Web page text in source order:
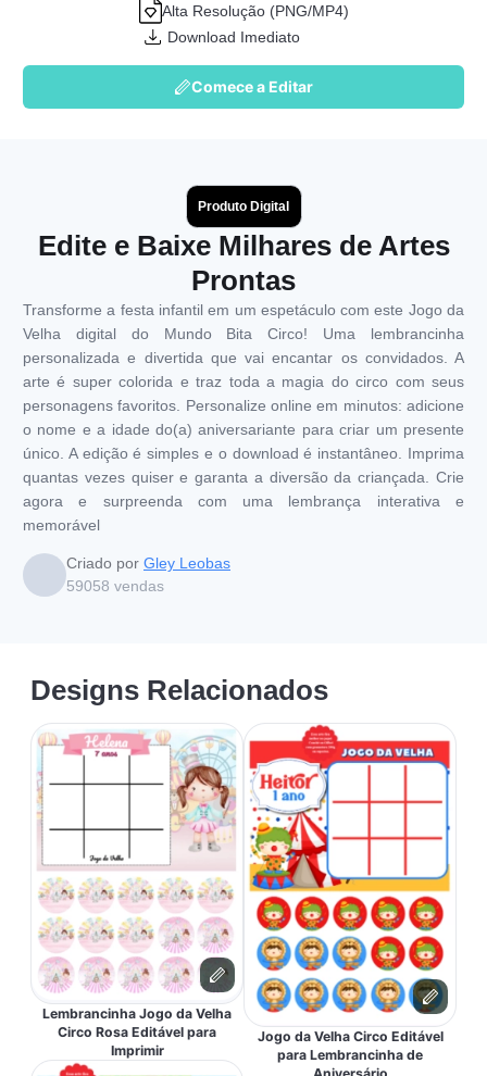
Alta Resolução (PNG/MP4)
Download Imediato
Comece a Editar
Produto Digital
Edite e Baixe Milhares de Artes
Prontas
Transforme a festa infantil em um espetáculo com este Jogo da
Velha digital do Mundo Bita Circo! Uma lembrancinha
personalizada e divertida que vai encantar os convidados. A
arte é super colorida e traz toda a magia do circo com seus
personagens favoritos. Personalize online em minutos: adicione
o nome e a idade do(a) aniversariante para criar um presente
único. A edição é simples e o download é instantâneo. Imprima
quantas vezes quiser e garanta a diversão da criançada. Crie
agora e surpreenda com uma lembrança interativa e
memorável
Criado por Gley Leobas
59058 vendas
Designs Relacionados
Lembrancinha Jogo da Velha
Circo Rosa Editável para
Imprimir
Jogo da Velha Circo Editável
para Lembrancinha de